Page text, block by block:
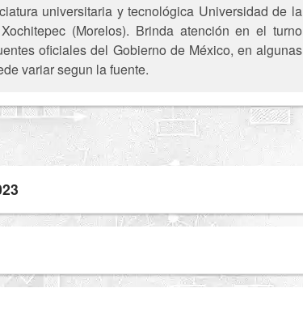
universitaria y tecnológica Universidad de la
(Morelos). Brinda atención en el turno
oficiales del Gobierno de México, en algunas
variar segun la fuente.